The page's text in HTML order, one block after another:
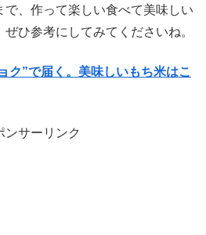
で、作って楽しい食べて美味しい
ひ参考にしてみてくださいね。
ク”で届く。美味しいもち米はこ
ンサーリンク